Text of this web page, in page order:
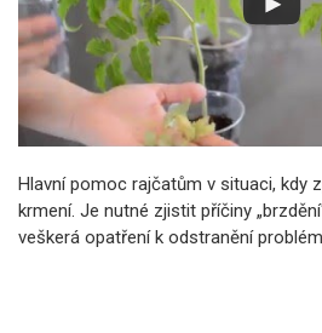
Hlavní pomoc rajčatům v situaci, kdy
krmení. Je nutné zjistit příčiny
veškerá opatření k odstranění